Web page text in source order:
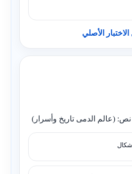
الأصلي
(عالم الدمى تاريخ وأسرار)